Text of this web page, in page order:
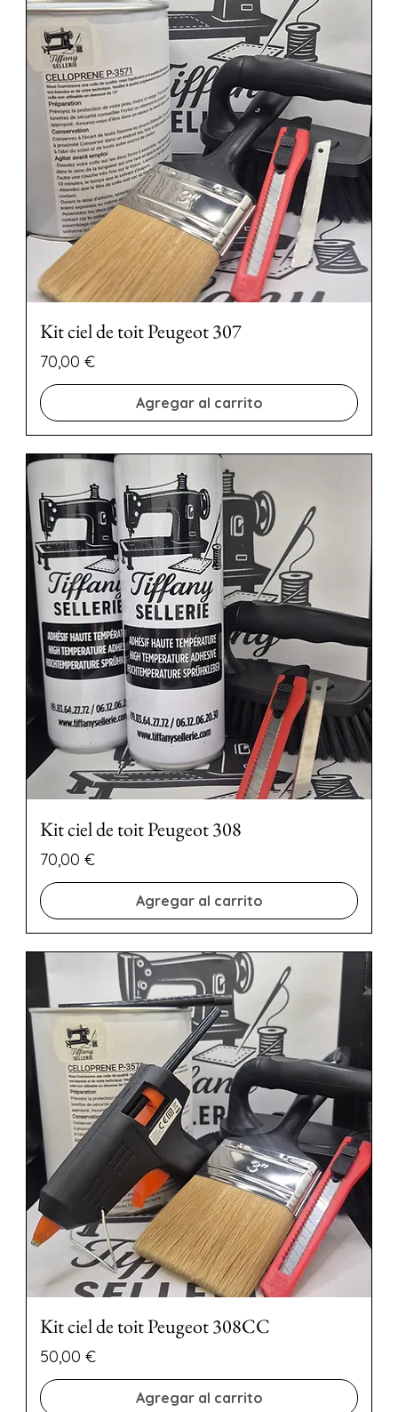
Kit ciel de toit Peugeot 307
Precio
70,00 €
Agregar al carrito
Kit ciel de toit Peugeot 308
Precio
70,00 €
Agregar al carrito
Kit ciel de toit Peugeot 308CC
Precio
50,00 €
Agregar al carrito